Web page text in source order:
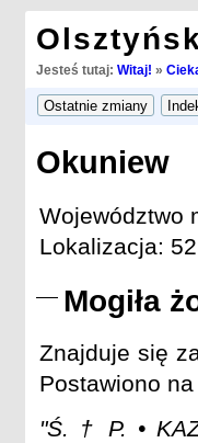
Jesteś tutaj: Witaj! »
Okuniew
Województwo
Lokalizacja:
Mogiła
Znajduje się
Postawiono
"Ś. † P. •